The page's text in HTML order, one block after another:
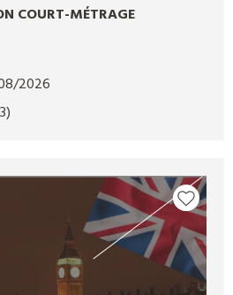
COURT-MÉTRAGE
2026